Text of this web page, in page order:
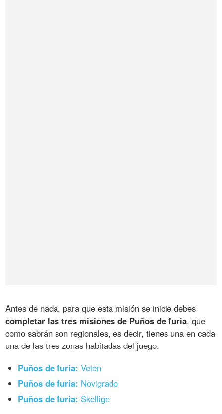
Antes de nada, para que esta misión se inicie debes
completar las tres misiones de Puños de furia, que
como sabrán son regionales, es decir, tienes una en cada
una de las tres zonas habitadas del juego:
Puños de furia: Velen
Puños de furia: Novigrado
Puños de furia: Skellige